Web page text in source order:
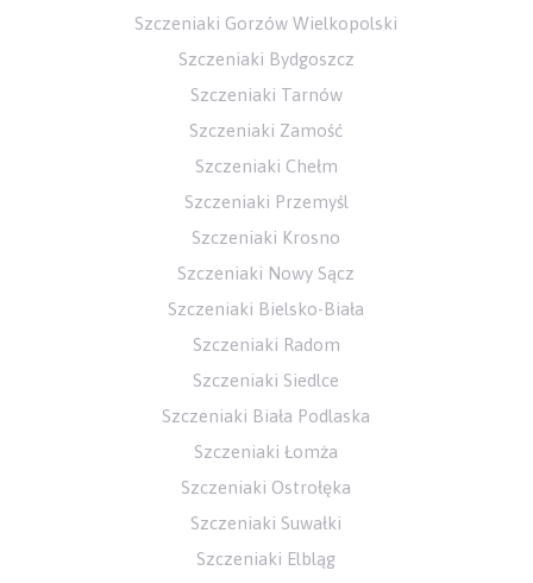
Szczeniaki Gorzów Wielkopolski
Szczeniaki Bydgoszcz
Szczeniaki Tarnów
Szczeniaki Zamość
Szczeniaki Chełm
Szczeniaki Przemyśl
Szczeniaki Krosno
Szczeniaki Nowy Sącz
Szczeniaki Bielsko-Biała
Szczeniaki Radom
Szczeniaki Siedlce
Szczeniaki Biała Podlaska
Szczeniaki Łomża
Szczeniaki Ostrołęka
Szczeniaki Suwałki
Szczeniaki Elbląg